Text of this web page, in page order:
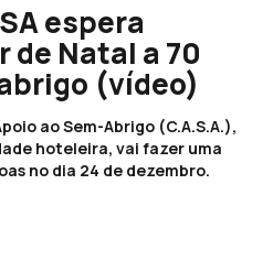
espera
Natal a 70
(vídeo)
ao Sem-Abrigo (C.A.S.A.),
hoteleira, vai fazer uma
no dia 24 de dezembro.